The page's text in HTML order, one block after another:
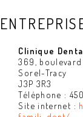
Clinique
369,
Sorel-Tracy
J3P 3R3
Téléphone :
Site internet :